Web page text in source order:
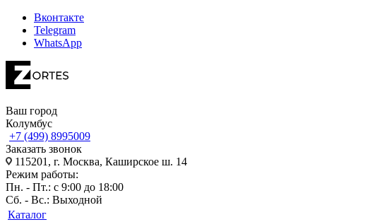
Вконтакте
Telegram
WhatsApp
Ваш город
Колумбус
+7 (499) 8995009
Заказать звонок
115201, г. Москва, Каширское ш. 14
Режим работы:
Пн. - Пт.: с 9:00 до 18:00
Сб. - Вс.: Выходной
Каталог